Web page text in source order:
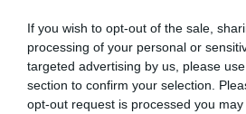
If you wish to opt-out of the sale,
processing of your personal or
targeted advertising by us, please
section to confirm your selection.
opt-out request is processed you